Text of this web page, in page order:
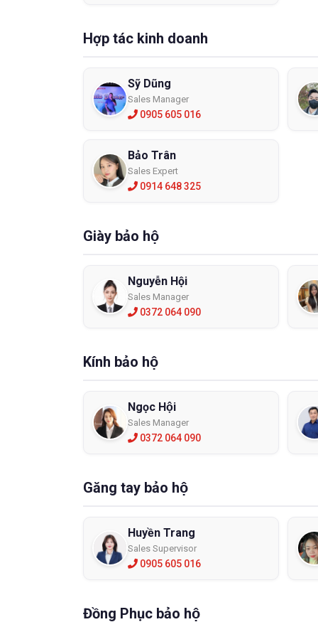
Hiện
cần
Chất
Hợp tác kinh doanh
Sỹ Dũng
Sales Manager
0905 605 016
Bảo Trân
Sales Expert
0914 648 325
Giày bảo hộ
Nguyễn Hội
Sales Manager
0372 064 090
Kính bảo hộ
Ngọc Hội
Sales Manager
0372 064 090
Găng tay bảo hộ
Huyền Trang
Sales Supervisor
0905 605 016
Đồng Phục bảo hộ